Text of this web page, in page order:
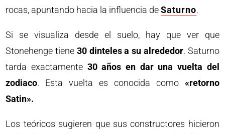
rocas, apuntando hacia la influencia deSaturno.
Si se visualiza desde el suelo, hay que ver que
Stonehenge tiene 30 dinteles a su alrededor. Saturno
tarda exactamente 30 años en dar una vuelta del
zodiaco. Esta vuelta es conocida como «retorno
Satin».
Los teóricos sugieren que sus constructores hicieron